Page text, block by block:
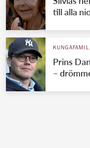
till alla
Prins
–